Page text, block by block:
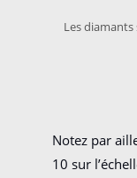
Les
Notez par
10 sur